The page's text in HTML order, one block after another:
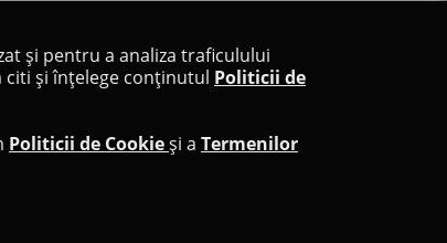
și pentru a analiza traficulului
citi și înțelege conținutul Politicii de
Politicii de Cookieși a Termenilor